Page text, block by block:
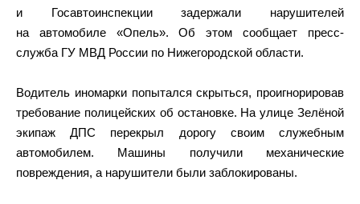
и Госавтоинспекции задержали нарушителей
на автомобиле «Опель». Об этом сообщает пресс-
служба ГУ МВД России по Нижегородской области.
Водитель иномарки попытался скрыться, проигнорировав
требование полицейских об остановке. На улице Зелёной
экипаж ДПС перекрыл дорогу своим служебным
автомобилем. Машины получили механические
повреждения, а нарушители были заблокированы.